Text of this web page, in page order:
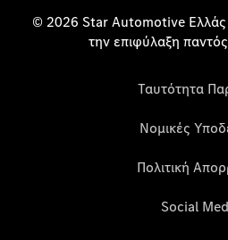
© 2026 Star Automotive
την επιφύλαξη
Ταυτότητα
Νομικές
Πολιτική
Social